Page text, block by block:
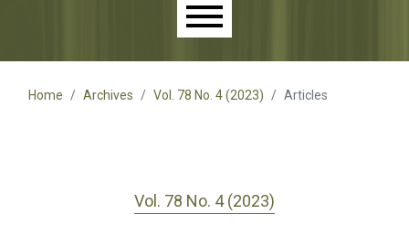
Main menu
Home Archives Vol. 78 No. 4 (2023) Articles
Vol. 78 No. 4 (2023)